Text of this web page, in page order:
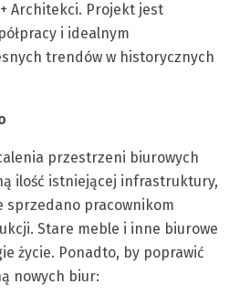
Architekci. Projekt jest
i idealnym
trendów w historycznych
przestrzeni biurowych
ilość istniejącej infrastruktury,
sprzedano pracownikom
Stare meble i inne biurowe
życie. Ponadto, by poprawić
nowych biur: